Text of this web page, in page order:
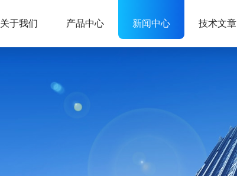
关于我们 产品中心 新闻中心 技术文章